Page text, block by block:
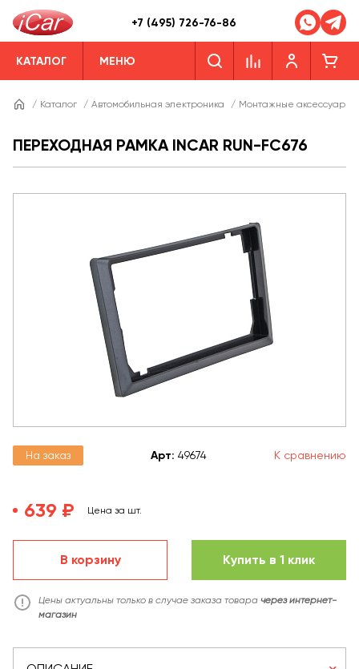
+7 (495) 726-76-86
КАТАЛОГ МЕНЮ
/ Каталог / Автомобильная электроника / Монтажные аксессуары
ПЕРЕХОДНАЯ РАМКА INCAR RUN-FC676
На заказ Арт: 49674 К сравнению
639 ₽ Цена за шт.
В корзину Купить в 1 клик
Цены актуальны только в случае заказа товара через интернет-
магазин